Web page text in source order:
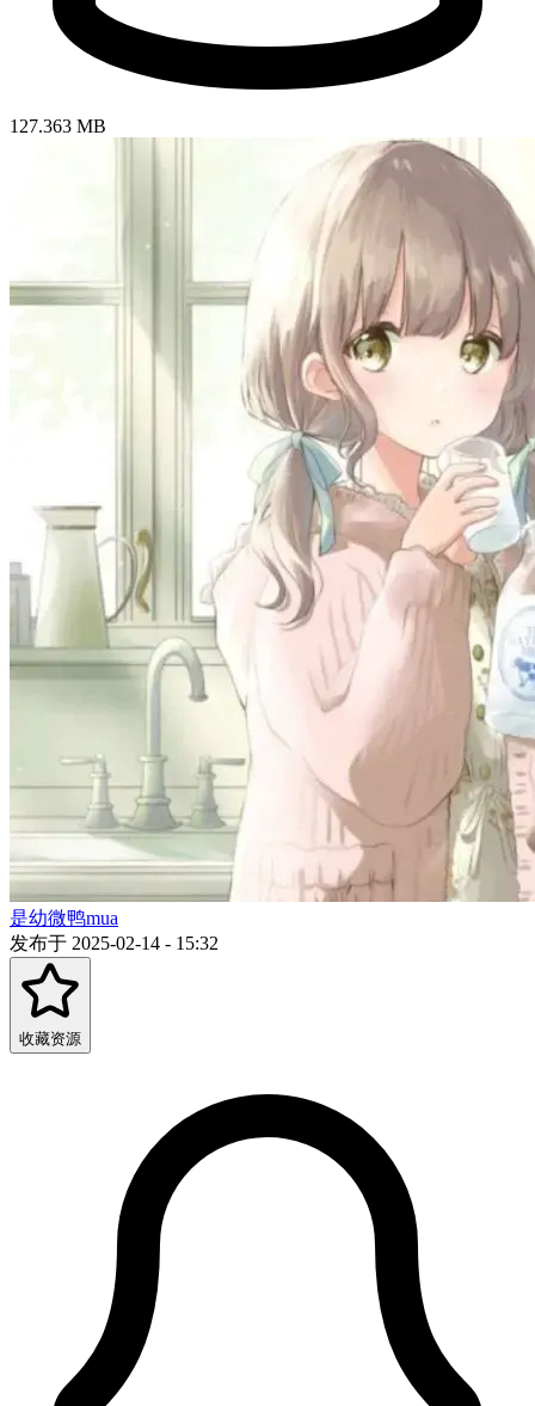
127.363 MB
是幼微鸭mua
发布于 2025-02-14 - 15:32
收藏资源